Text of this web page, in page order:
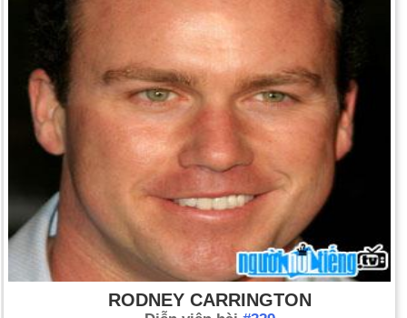
RODNEY CARRINGTON